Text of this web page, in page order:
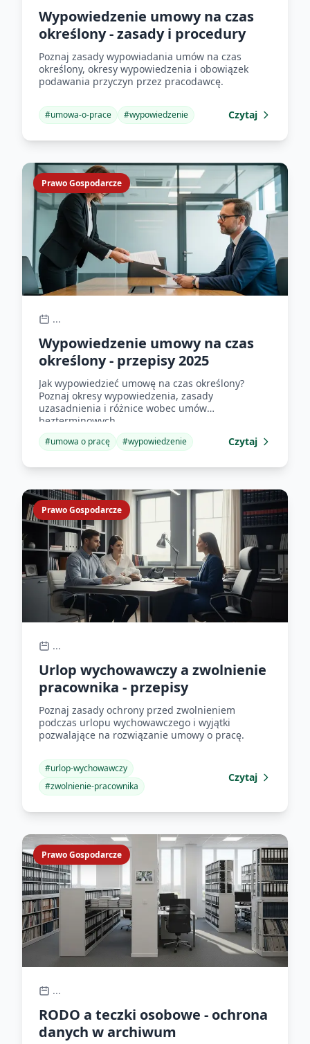
Wypowiedzenie umowy na czas
określony - zasady i procedury
Poznaj zasady wypowiadania umów na czas
określony, okresy wypowiedzenia i obowiązek
podawania przyczyn przez pracodawcę.
#umowa-o-prace #wypowiedzenie Czytaj
Prawo Gospodarcze
...
Wypowiedzenie umowy na czas
określony - przepisy 2025
Jak wypowiedzieć umowę na czas określony?
Poznaj okresy wypowiedzenia, zasady
uzasadnienia i różnice wobec umów
bezterminowych.
#umowa o pracę #wypowiedzenie Czytaj
Prawo Gospodarcze
...
Urlop wychowawczy a zwolnienie
pracownika - przepisy
Poznaj zasady ochrony przed zwolnieniem
podczas urlopu wychowawczego i wyjątki
pozwalające na rozwiązanie umowy o pracę.
#urlop-wychowawczy
#zwolnienie-pracownika
Czytaj
Prawo Gospodarcze
...
RODO a teczki osobowe - ochrona
danych w archiwum